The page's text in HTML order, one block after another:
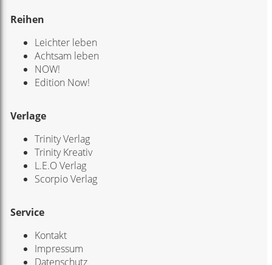
Reihen
Leichter leben
Achtsam leben
NOW!
Edition Now!
Verlage
Trinity Verlag
Trinity Kreativ
L.E.O Verlag
Scorpio Verlag
Service
Kontakt
Impressum
Datenschutz